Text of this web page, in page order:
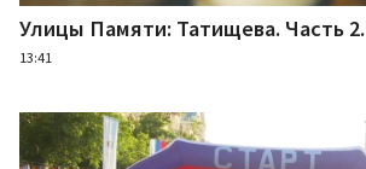
Улицы Памяти: Татищева. Часть 2.
13:41